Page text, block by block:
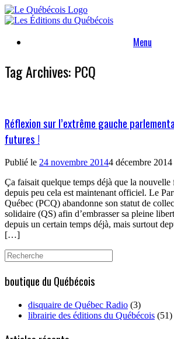
Skip
to
Menu
Tag Archives: PCQ
Réflexion sur l’extrême gauche
futures !
Publié le 24 novembre 20144 décembre 2014
Ça faisait quelque temps déjà que la nouvelle
depuis peu cela est maintenant officiel. Le
Québec (PCQ) abandonne son statut de
solidaire (QS) afin d’embrasser sa pleine
depuis un certain temps déjà, mais surtout
[…]
Search
for:
boutique du Québécois
disquaire de Québec Radio (3)
librairie des éditions du Québécois (51)